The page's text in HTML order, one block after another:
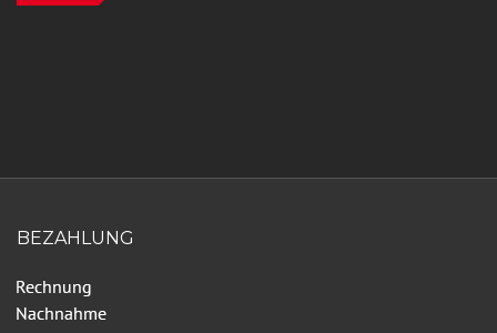
BEZAHLUNG